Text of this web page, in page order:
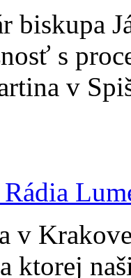
biskupa
s
v
v
ktorej